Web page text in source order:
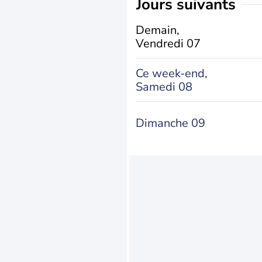
jours suivants
Demain,
Vendredi 07
Ce week-end,
Samedi 08
Dimanche 09